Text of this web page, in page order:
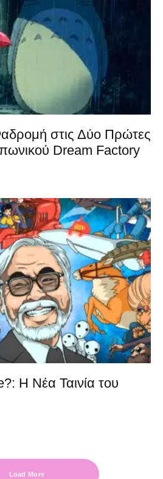
στις Δύο Πρώτες
Dream Factory
Η Νέα Ταινία του
Load More